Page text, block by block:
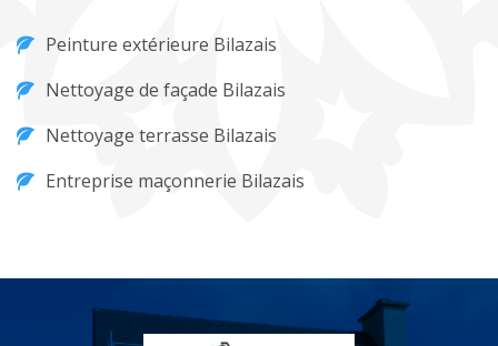
Peinture extérieure Bilazais
Nettoyage de façade Bilazais
Nettoyage terrasse Bilazais
Entreprise maçonnerie Bilazais